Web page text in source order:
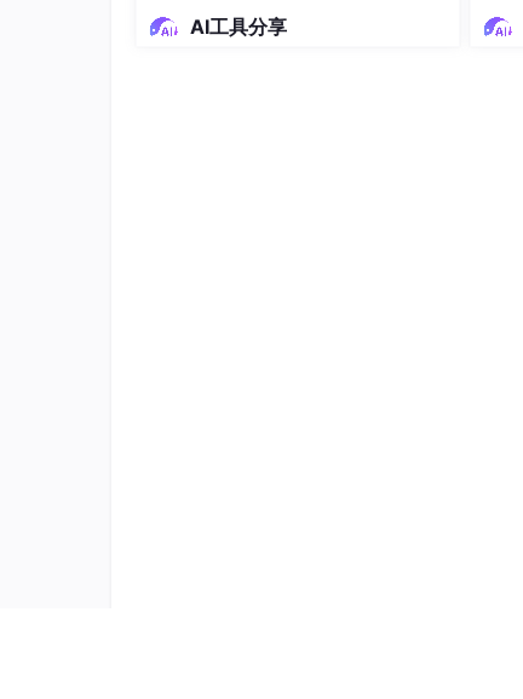
合搭配方案）
AI工具分享